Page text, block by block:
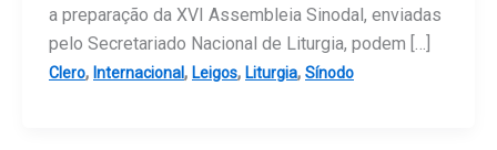
a preparação da XVI Assembleia Sinodal, enviadas
pelo Secretariado Nacional de Liturgia, podem […]
Clero, Internacional, Leigos, Liturgia, Sínodo